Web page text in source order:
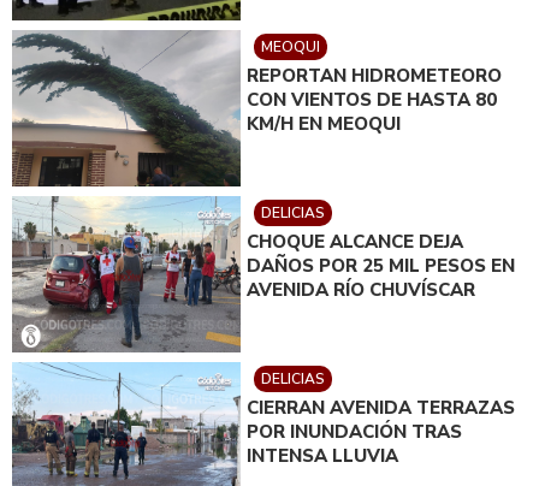
MEOQUI
REPORTAN HIDROMETEORO
CON VIENTOS DE HASTA 80
KM/H EN MEOQUI
DELICIAS
CHOQUE ALCANCE DEJA
DAÑOS POR 25 MIL PESOS EN
AVENIDA RÍO CHUVÍSCAR
DELICIAS
CIERRAN AVENIDA TERRAZAS
POR INUNDACIÓN TRAS
INTENSA LLUVIA